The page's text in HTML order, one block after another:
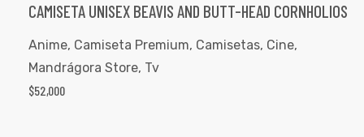
CAMISETA UNISEX BEAVIS AND BUTT-HEAD CORNHOLIOS
Anime, Camiseta Premium, Camisetas, Cine,
Mandrágora Store, Tv
$52,000